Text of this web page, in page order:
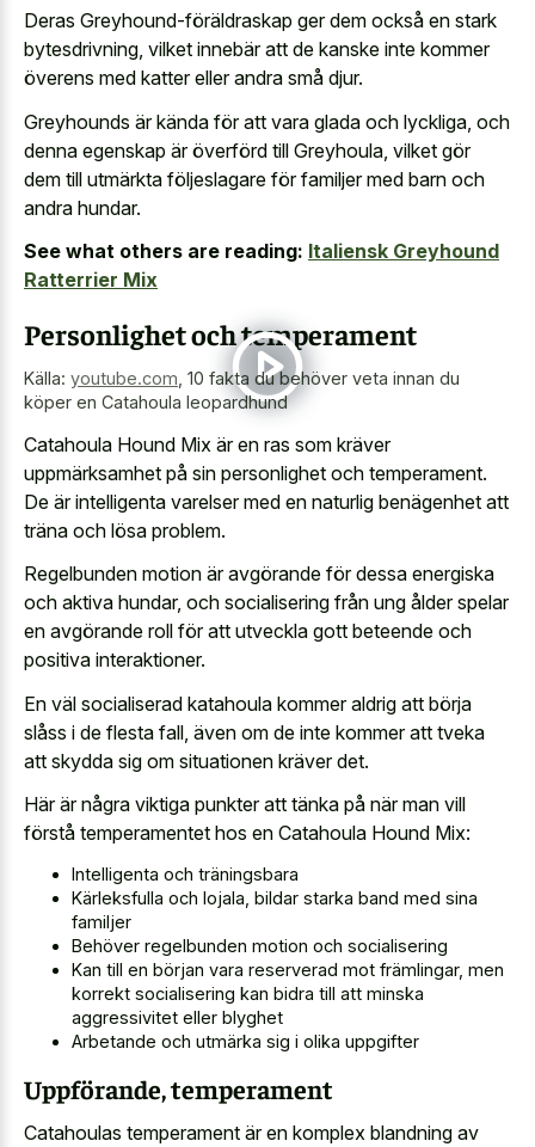
Deras Greyhound-föräldraskap ger dem också en stark
bytesdrivning, vilket innebär att de kanske inte kommer
överens med katter eller andra små djur.
Greyhounds är kända för att vara glada och lyckliga, och
denna egenskap är överförd till Greyhoula, vilket gör
dem till utmärkta följeslagare för familjer med barn och
andra hundar.
See what others are reading: Italiensk Greyhound
Ratterrier Mix
Personlighet och temperament
Källa: youtube.com 10 fakta du behöver veta innan du
köper en Catahoula leopardhund
Catahoula Hound Mix är en ras som kräver
uppmärksamhet på sin personlighet och temperament.
De är intelligenta varelser med en naturlig benägenhet att
träna och lösa problem.
Regelbunden motion är avgörande för dessa energiska
och aktiva hundar, och socialisering från ung ålder spelar
en avgörande roll för att utveckla gott beteende och
positiva interaktioner.
En väl socialiserad katahoula kommer aldrig att börja
slåss i de flesta fall, även om de inte kommer att tveka
att skydda sig om situationen kräver det.
Här är några viktiga punkter att tänka på när man vill
förstå temperamentet hos en Catahoula Hound Mix:
Intelligenta och träningsbara
Kärleksfulla och lojala, bildar starka band med sina
familjer
Behöver regelbunden motion och socialisering
Kan till en början vara reserverad mot främlingar, men
korrekt socialisering kan bidra till att minska
aggressivitet eller blyghet
Arbetande och utmärka sig i olika uppgifter
Uppförande, temperament
Catahoulas temperament är en komplex blandning av